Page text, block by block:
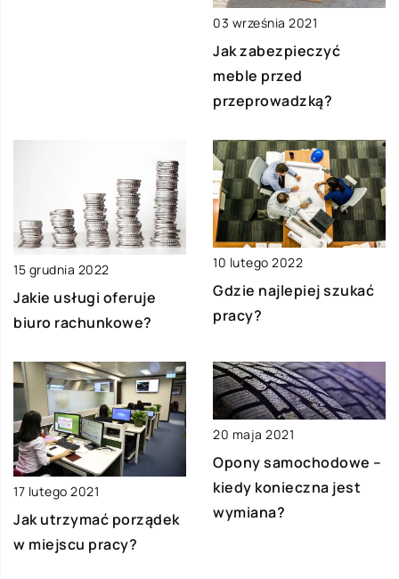
03 września 2021
Jak zabezpieczyć
meble przed
przeprowadzką?
15 grudnia 2022
Jakie usługi oferuje
biuro rachunkowe?
10 lutego 2022
Gdzie najlepiej szukać
pracy?
17 lutego 2021
Jak utrzymać porządek
w miejscu pracy?
20 maja 2021
Opony samochodowe –
kiedy konieczna jest
wymiana?